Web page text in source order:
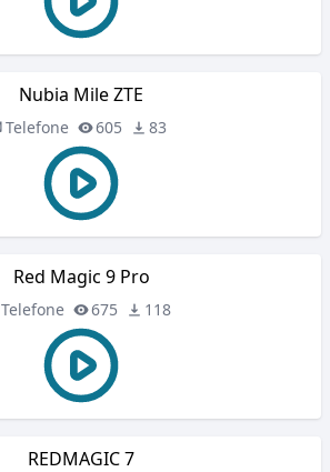
Nubia Mile ZTE
Telefone 605 83
Red Magic 9 Pro
Telefone 675 118
REDMAGIC 7